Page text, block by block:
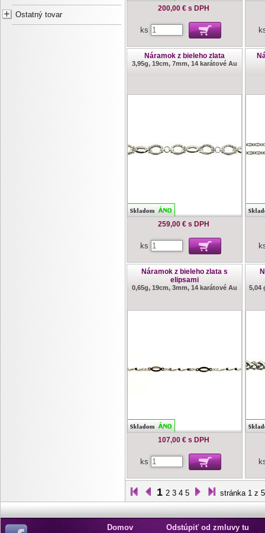
Ostatný tovar
200,00 €s DPH
ks
Náramok z bieleho zlata
3,95g, 19cm, 7mm, 14 karátové Au
259,00 €s DPH
ks
Náramok z bieleho zlata s
elipsami
0,65g, 19cm, 3mm, 14 karátové Au
107,00 €s DPH
ks
5,04
1 2 3 4 5 stránka 1 z 5
Domov Odstúpiť od zmluvy tu